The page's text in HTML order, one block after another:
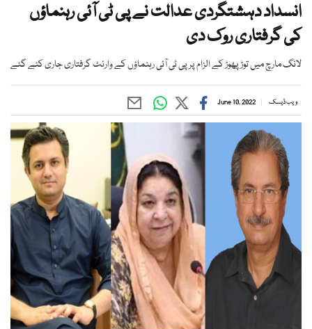
انسداد دہشتگردی عدالت نے پی ٹی آئی رہنماؤں
کی گرفتاری روک دی
لانگ مارچ میں توڑ پھوڑ کے الزام پرپی ٹی آئی رہنماؤں کے وارنٹ گرفتاری جاری کئے گئے
ویب ڈیسک June 10, 2022